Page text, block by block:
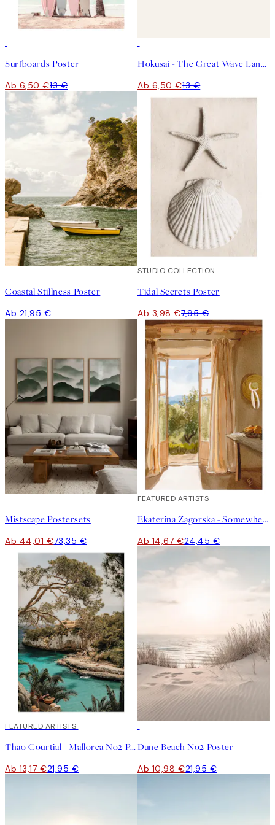
Surfboards Poster
Ab 6,50 €13 €
Hokusai - The Great Wave Landscape Poster
Ab 6,50 €13 €
Coastal Stillness Poster
Ab 21,95 €
50%*
STUDIO COLLECTION
Tidal Secrets Poster
Ab 3,98 €7,95 €
Mistscape Postersets
Ab 44,01 €73,35 €
40%*
FEATURED ARTISTS
Ekaterina Zagorska - Somewhere I Want to Be Poster
Ab 14,67 €24,45 €
40%*
FEATURED ARTISTS
Thao Courtial - Mallorca No2 Poster
Ab 13,17 €21,95 €
Dune Beach No2 Poster
Ab 10,98 €21,95 €